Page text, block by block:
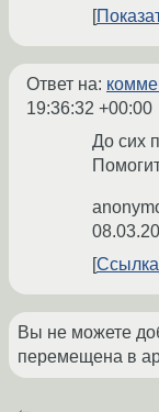
Ответ на:
19:36:32 +00:00
До сих
Ссылка
Вы не можете
перемещена в